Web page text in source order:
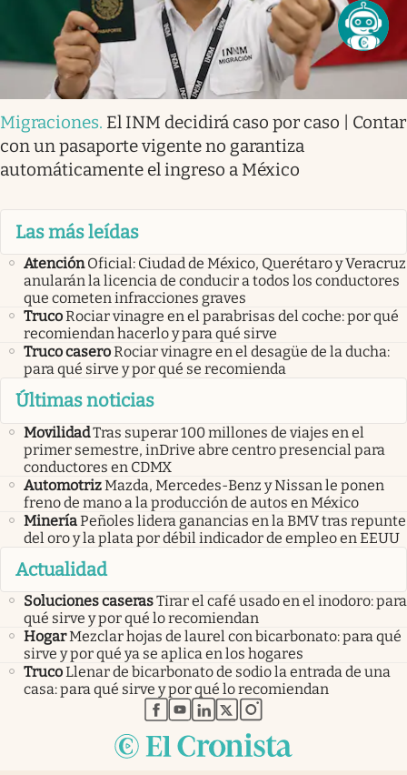
Migraciones. El INM decidirá caso por caso | Contar
con un pasaporte vigente no garantiza
automáticamente el ingreso a México
Las más leídas
Atención Oficial: Ciudad de México, Querétaro y Veracruz
anularán la licencia de conducir a todos los conductores
que cometen infracciones graves
TrucoRociar vinagre en el parabrisas del coche: por qué
recomiendan hacerlo y para qué sirve
Truco caseroRociar vinagre en el desagüe de la ducha:
para qué sirve y por qué se recomienda
Últimas noticias
MovilidadTras superar 100 millones de viajes en el
primer semestre, inDrive abre centro presencial para
conductores en CDMX
AutomotrizMazda, Mercedes-Benz y Nissan le ponen
freno de mano a la producción de autos en México
MineríaPeñoles lidera ganancias en la BMV tras repunte
del oro y la plata por débil indicador de empleo en EEUU
Actualidad
Soluciones caserasTirar el café usado en el inodoro: para
qué sirve y por qué lo recomiendan
HogarMezclar hojas de laurel con bicarbonato: para qué
sirve y por qué ya se aplica en los hogares
TrucoLlenar de bicarbonato de sodio la entrada de una
casa: para qué sirve y por qué lo recomiendan
abre en nueva pestaña
abre en nueva pestaña
abre en nueva pestaña
abre en nueva pestaña
abre en nueva pestaña